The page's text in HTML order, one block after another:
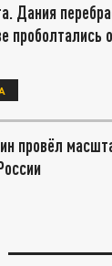
Дания
проболтались
провёл